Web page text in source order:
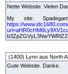
Nette Website. Vielen
My site:
https://
(1400) Lynn aus North
Gute Website. Danke.